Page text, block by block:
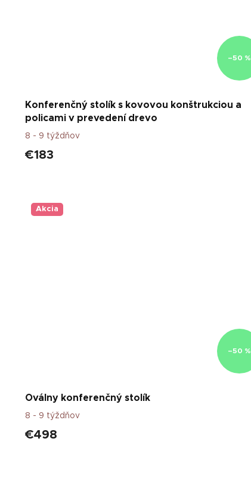
–50 %
Konferenčný stolík s kovovou konštrukciou a
policami v prevedení drevo
8 - 9 týždňov
€183
Akcia
–50 %
Oválny konferenčný stolík
8 - 9 týždňov
€498